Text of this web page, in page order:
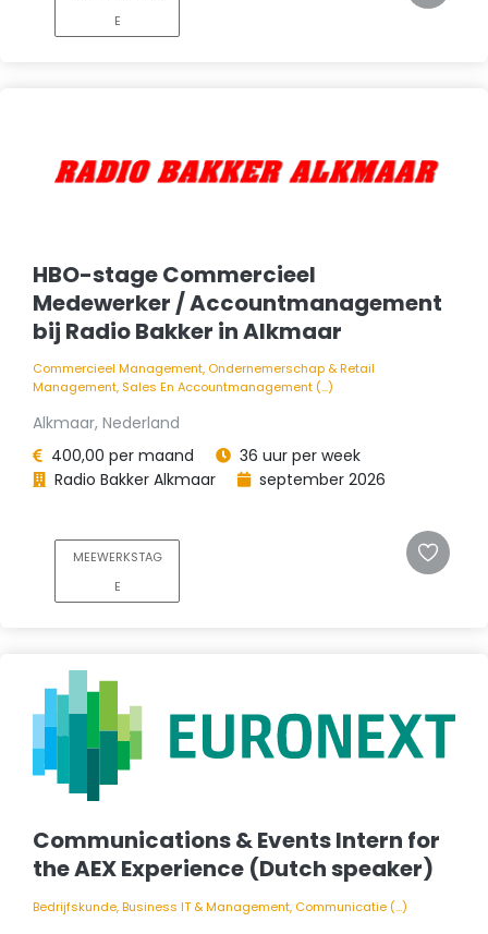
E
HBO-stage Commercieel
Medewerker / Accountmanagement
bij Radio Bakker in Alkmaar
Commercieel Management, Ondernemerschap & Retail
Management, Sales En Accountmanagement (...)
Alkmaar, Nederland
400,00 per maand
36 uur per week
Radio Bakker Alkmaar
september 2026
MEEWERKSTAG
E
Communications & Events Intern for
the AEX Experience (Dutch speaker)
Bedrijfskunde, Business IT & Management, Communicatie (...)